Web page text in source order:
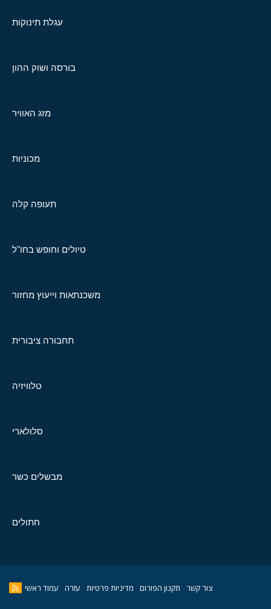
עגלת תינוקות
בורסה ושוק ההון
מזג האוויר
מכוניות
תעופה קלה
טיולים וחופש בחו"ל
משכנתאות וייעוץ מחזור
תחבורה ציבורית
טלוויזיה
סלולארי
מבשלים כשר
חתולים
צור קשר תקנון הפורום מדיניות פרטיות עזרה עמוד ראשי